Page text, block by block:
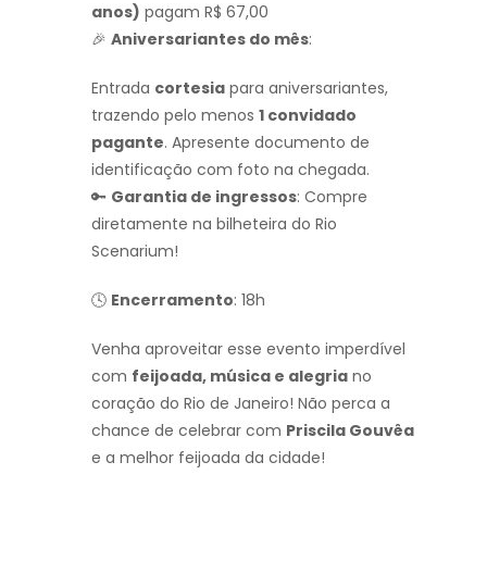
anos) pagam R$ 67,00
🎉 Aniversariantes do mês:
Entrada cortesia para aniversariantes,
trazendo pelo menos 1 convidado
pagante. Apresente documento de
identificação com foto na chegada.
🔑 Garantia de ingressos: Compre
diretamente na bilheteira do Rio
Scenarium!
🕓 Encerramento: 18h
Venha aproveitar esse evento imperdível
com feijoada, música e alegria no
coração do Rio de Janeiro! Não perca a
chance de celebrar com Priscila Gouvêa
e a melhor feijoada da cidade!